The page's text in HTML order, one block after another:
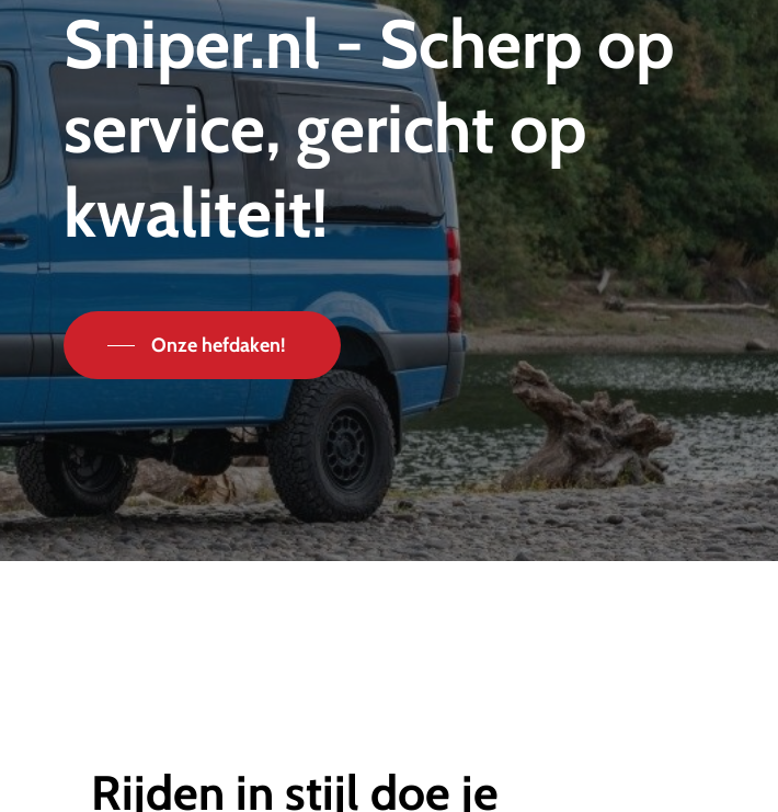
Sniper.nl-Scherpop
service, gerichtop
kwaliteit!
Onze hefdaken!
Rijden in stijl doe je